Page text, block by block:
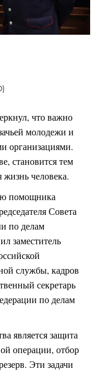
что важно
молодежи и
организациями.
становится тем
человека.
помощника
Совета
по делам
заместитель
службы, кадров
секретарь
по делам
является защита
операции, отбор
Эти задачи